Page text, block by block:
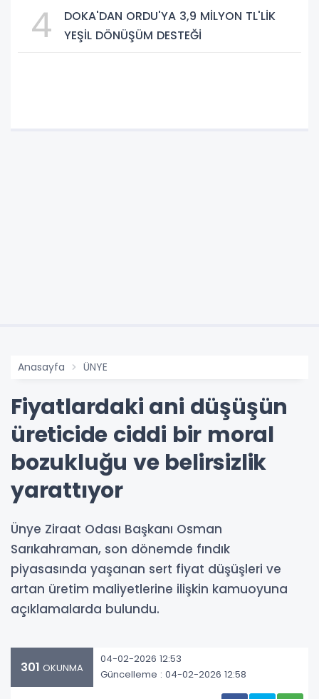
4
DOKA'DAN ORDU'YA 3,9 MİLYON TL'LİK
YEŞİL DÖNÜŞÜM DESTEĞİ
Anasayfa ÜNYE
Fiyatlardaki ani düşüşün
üreticide ciddi bir moral
bozukluğu ve belirsizlik
yarattıyor
Ünye Ziraat Odası Başkanı Osman
Sarıkahraman, son dönemde fındık
piyasasında yaşanan sert fiyat düşüşleri ve
artan üretim maliyetlerine ilişkin kamuoyuna
açıklamalarda bulundu.
301 OKUNMA
04-02-2026 12:53
Güncelleme : 04-02-2026 12:58